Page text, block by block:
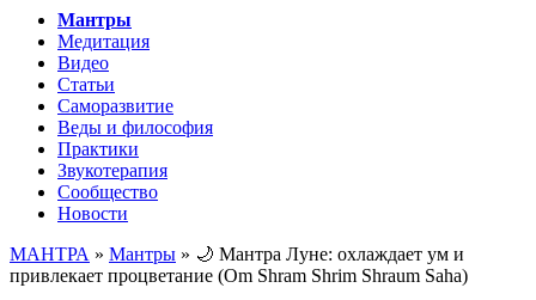
Мантры
Медитация
Видео
Статьи
Саморазвитие
Веды и философия
Практики
Звукотерапия
Сообщество
Новости
МАНТРА » Мантры » 🌙 Мантра Луне: охлаждает ум и
привлекает процветание (Om Shram Shrim Shraum Saha)